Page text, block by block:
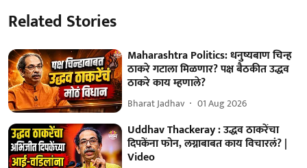
Related Stories
Maharashtra Politics: धनुष्यबाण चिन्ह
ठाकरे गटाला मिळणार? पक्ष बैठकीत उद्धव
ठाकरे काय म्हणाले?
Bharat Jadhav 01 Aug 2026
Uddhav Thackeray : उद्धव ठाकरेंचा
दिपकेंना फोन, लग्नाबाबत काय विचारलं? |
Video